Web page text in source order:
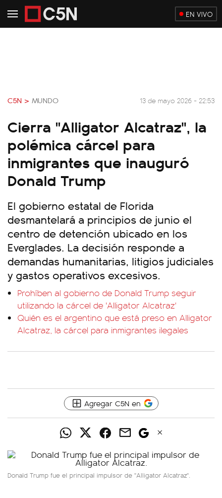
EN VIVO
C5N > MUNDO 13 de mayo 2026 - 22:53
Cierra "Alligator Alcatraz", la
polémica cárcel para
inmigrantes que inauguró
Donald Trump
El gobierno estatal de Florida
desmantelará a principios de junio el
centro de detención ubicado en los
Everglades. La decisión responde a
demandas humanitarias, litigios judiciales
y gastos operativos excesivos.
Prohíben al gobierno de Donald Trump seguir
utilizando la cárcel de 'Alligator Alcatraz'
Quién es el argentino que está preso en Alligator
Alcatraz, la cárcel para inmigrantes ilegales
Agregar C5N en
Donald Trump fue el principal impulsor de "Alligator Alcatraz".